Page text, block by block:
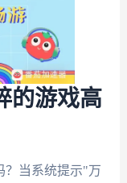
的游戏高
？当系统提示"万